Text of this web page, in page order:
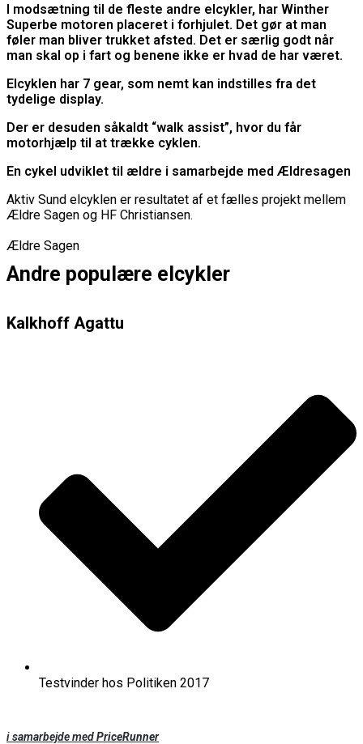
I modsætning til de fleste andre elcykler, har Winther
Superbe motoren placeret i forhjulet. Det gør at man
føler man bliver trukket afsted. Det er særlig godt når
man skal op i fart og benene ikke er hvad de har været.
Elcyklen har 7 gear, som nemt kan indstilles fra det
tydelige display.
Der er desuden såkaldt “walk assist”, hvor du får
motorhjælp til at trække cyklen.
En cykel udviklet til ældre i samarbejde med Ældresagen
Aktiv Sund elcyklen er resultatet af et fælles projekt mellem
Ældre Sagen og HF Christiansen.
Ældre Sagen
Andre populære elcykler
Kalkhoff Agattu
Testvinder hos Politiken 2017
i samarbejde medPriceRunner